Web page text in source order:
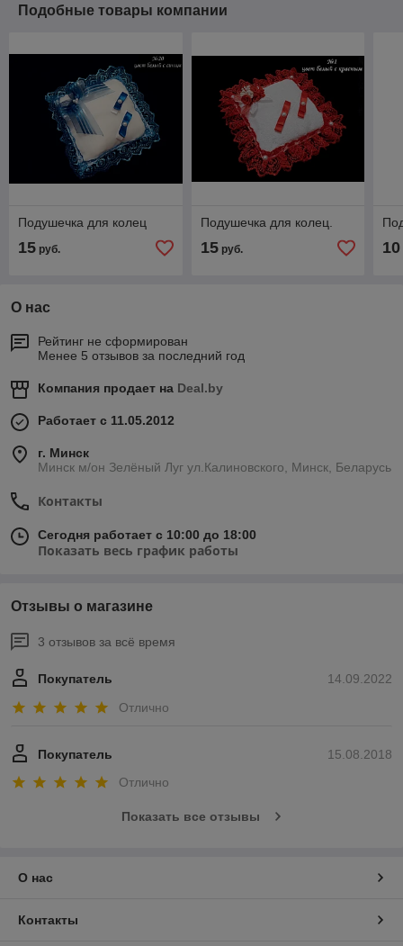
Подобные товары компании
Подушечка для колец
15 руб.
Подушечка для колец.
15руб. 10
О нас
Рейтинг не сформирован
Менее 5 отзывов за последний год
Компания продает на Deal.by
Работает с 11.05.2012
г. Минск
Минск м/он Зелёный Луг ул.Калиновского, Минск, Беларусь
Контакты
Сегодня работает с 10:00 до 18:00
Показать весь график работы
Отзывы о магазине
3 отзывов за всё время
14.09.2022
Покупатель
Отлично
15.08.2018
Покупатель
Отлично
Показать все отзывы
О нас
Контакты